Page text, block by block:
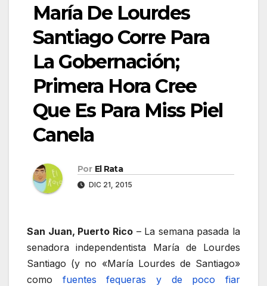
María De Lourdes
Santiago Corre Para
La Gobernación;
Primera Hora Cree
Que Es Para Miss Piel
Canela
Por El Rata
DIC 21, 2015
San Juan, Puerto Rico– La semana pasada la
senadora independentista María de Lourdes
Santiago (y no «María Lourdes de Santiago»
como fuentes fequeras y de poco fiar